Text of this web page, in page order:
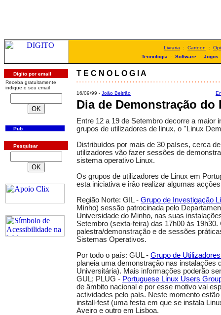
Livraria : Cartoon :
Tecnologia : Software : Jogos
Digito por email
Receba gratuitamente
indique o seu email
Pub
Pesquisar
T E C N O L O G I A
. . . . . . . . . . . . . . . . . . . . . . . . . . . . . . . . . . . . . . . . . . . . . . . .
16/09/99 - João Beltrão
Dia de Demonstração do
Entre 12 a 19 de Setembro decorre a maior
grupos de utilizadores de linux, o ''Linux
Distribuídos por mais de 30 países, cerca
utilizadores vão fazer sessões de
sistema operativo Linux.
Os grupos de utilizadores de Linux em
esta iniciativa e irão realizar algumas
Região Norte: GIL - Grupo de Investigação
Minho) sessão patrocinada pelo
Universidade do Minho, nas suas
Setembro (sexta-feira) das 17h00 às
palestra/demonstração e de sessões
Sistemas Operativos.
Por todo o país: GUL - Grupo de
planeia uma demonstração nas instalações
Universitária). Mais informações poderão
GUL; PLUG - Portuguese Linux Users
de âmbito nacional e por esse motivo vai
actividades pelo país. Neste momento
install-fest (uma festa em que se instala
Aveiro e outro em Lisboa.